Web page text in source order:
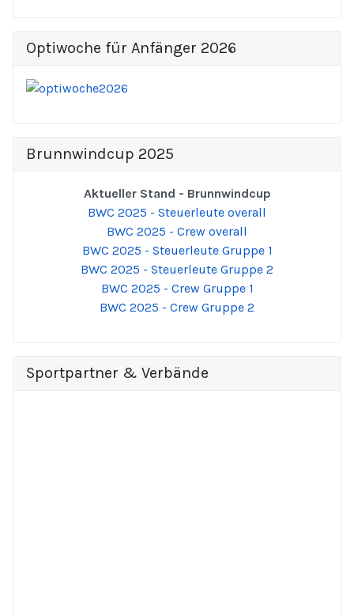
Optiwoche für Anfänger 2026
Brunnwindcup 2025
Aktueller Stand - Brunnwindcup
BWC 2025 - Steuerleute overall
BWC 2025 - Crew overall
BWC 2025 - Steuerleute Gruppe 1
BWC 2025 - Steuerleute Gruppe 2
BWC 2025 - Crew Gruppe 1
BWC 2025 - Crew Gruppe 2
Sportpartner & Verbände